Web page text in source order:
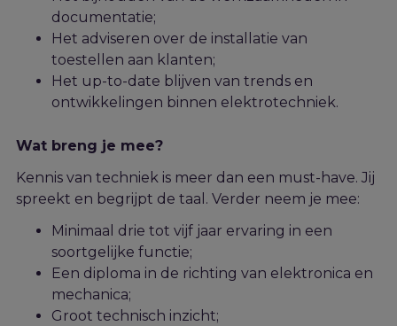
documentatie;
Het adviseren over de installatie van
toestellen aan klanten;
Het up-to-date blijven van trends en
ontwikkelingen binnen elektrotechniek.
Wat breng je mee?
Kennis van techniek is meer dan een must-have. Jij
spreekt en begrijpt de taal. Verder neem je mee:
Minimaal drie tot vijf jaar ervaring in een
soortgelijke functie;
Een diploma in de richting van elektronica en
mechanica;
Groot technisch inzicht;